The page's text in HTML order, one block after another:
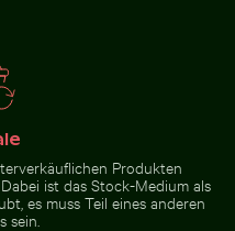
Produkten
ist das Stock-Medium als
es muss Teil eines anderen
sein.